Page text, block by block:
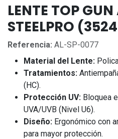
LENTE TOP
STEELPRO
Referencia: AL-SP-0077
Material del Lente:
Tratamientos:
(HC).
Protección UV: Bloquea
UVA/UVB (Nivel U6).
Diseño: Ergonómico con
para mayor protección.